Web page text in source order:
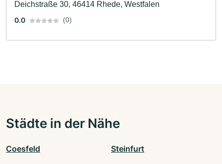
Deichstraße 30, 46414 Rhede, Westfalen
0.0
(0)
Städte in der Nähe
Coesfeld Steinfurt